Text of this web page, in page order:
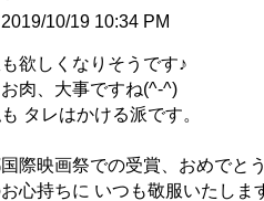
2019/10/19 10:34 PM
欲しくなりそうです♪
肉、大事ですね(^-^)
タレはかける派です。
際映画祭での受賞、おめでと
心持ちに いつも敬服いたしま